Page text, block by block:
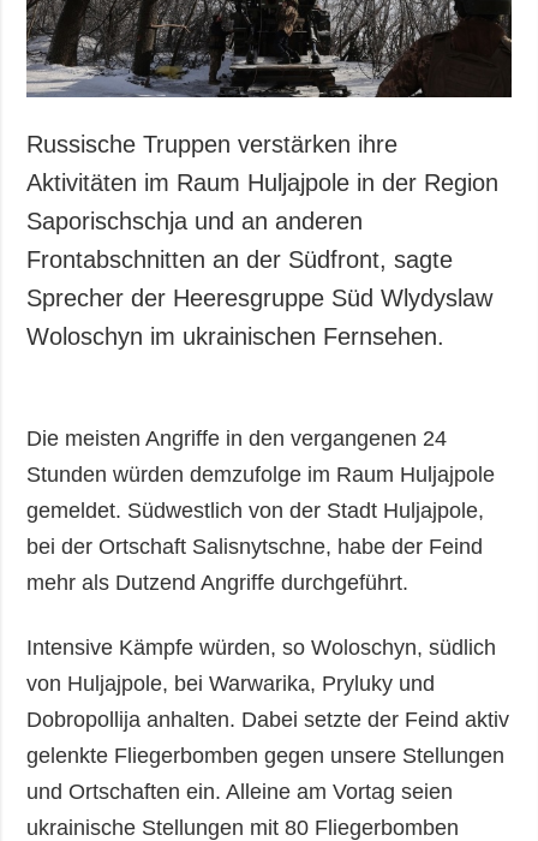
Russische Truppen verstärken ihre
Aktivitäten im Raum Huljajpole in der Region
Saporischschja und an anderen
Frontabschnitten an der Südfront, sagte
Sprecher der Heeresgruppe Süd Wlydyslaw
Woloschyn im ukrainischen Fernsehen.
Die meisten Angriffe in den vergangenen 24
Stunden würden demzufolge im Raum Huljajpole
gemeldet. Südwestlich von der Stadt Huljajpole,
bei der Ortschaft Salisnytschne, habe der Feind
mehr als Dutzend Angriffe durchgeführt.
Intensive Kämpfe würden, so Woloschyn, südlich
von Huljajpole, bei Warwarika, Pryluky und
Dobropollija anhalten. Dabei setzte der Feind aktiv
gelenkte Fliegerbomben gegen unsere Stellungen
und Ortschaften ein. Alleine am Vortag seien
ukrainische Stellungen mit 80 Fliegerbomben